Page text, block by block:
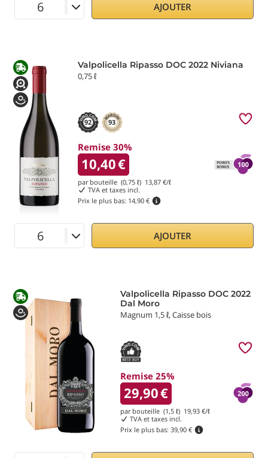
AJOUTER
Valpolicella Ripasso DOC 2022 Niviana
0,75 ℓ
92 93
Remise 30%
10,40€
par bouteille (0,75 ℓ) 13,87 €/ℓ
TVA et taxes incl.
Prix le plus bas: 14,90 €
AJOUTER
Valpolicella Ripasso DOC 2022
Dal Moro
Magnum 1,5 ℓ, Caisse bois
Remise 25%
29,90€
par bouteille (1,5 ℓ) 19,93€/ℓ
TVA et taxes incl.
Prix le plus bas: 39,90 €